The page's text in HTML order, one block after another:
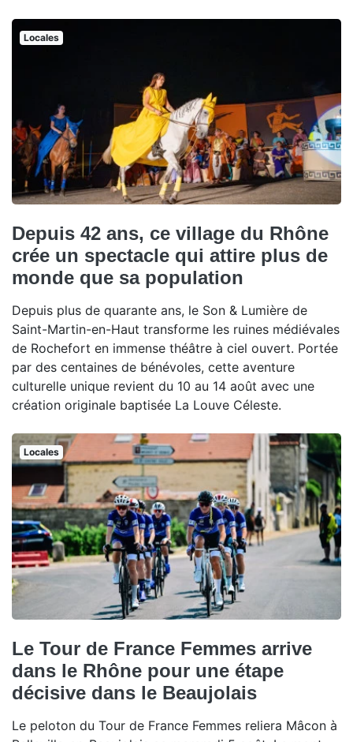
Locales
Depuis 42 ans, ce village du Rhône
crée un spectacle qui attire plus de
monde que sa population
Depuis plus de quarante ans, le Son & Lumière de
Saint-Martin-en-Haut transforme les ruines médiévales
de Rochefort en immense théâtre à ciel ouvert. Portée
par des centaines de bénévoles, cette aventure
culturelle unique revient du 10 au 14 août avec une
création originale baptisée La Louve Céleste.
Locales
Le Tour de France Femmes arrive
dans le Rhône pour une étape
décisive dans le Beaujolais
Le peloton du Tour de France Femmes reliera Mâcon à